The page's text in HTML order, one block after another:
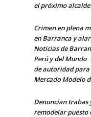
el próximo
Crimen en plena
en Barranca y
Noticias de
Perú y del Mundo
de autoridad
Mercado Modelo
Denuncian trabas
remodelar puesto